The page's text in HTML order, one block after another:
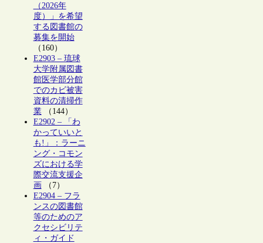
（2026年
度）」を希望
する図書館の
募集を開始
（160）
E2903 – 琉球
大学附属図書
館医学部分館
でのカビ被害
資料の清掃作
業（144）
E2902 – 「わ
かっていいと
も!」：ラーニ
ング・コモン
ズにおける学
際交流支援企
画 （7）
E2904 – フラ
ンスの図書館
等のためのア
クセシビリテ
ィ・ガイド